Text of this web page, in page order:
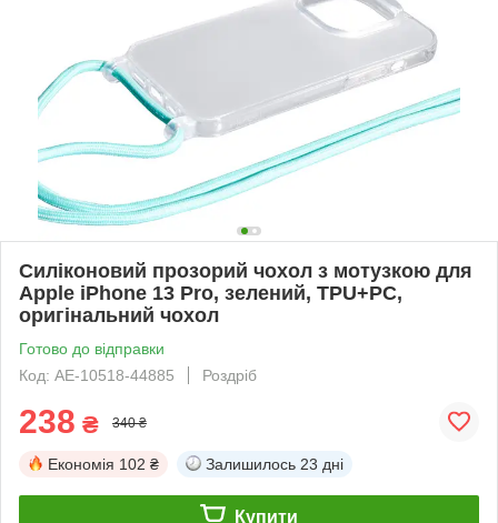
Силіконовий прозорий чохол з мотузкою для
Apple iPhone 13 Pro, зелений, TPU+PC,
оригінальний чохол
Готово до відправки
Код: AE-10518-44885
Роздріб
238 ₴ 340 ₴
Економія 102 ₴ Залишилось 23 дні
Купити